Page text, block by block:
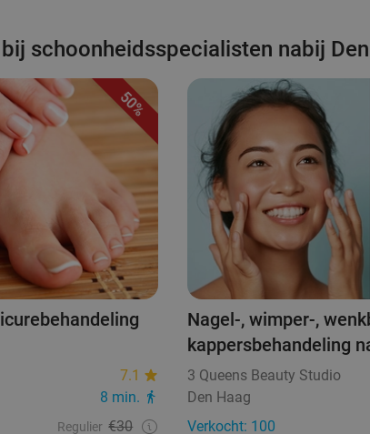
schoonheidsspecialisten nabij
50%
7.1
8 min.
Regulier €30
Nagel-, wimper-,
kappersbehandeling
3 Queens Beauty Studio
Den Haag
Verkocht: 100